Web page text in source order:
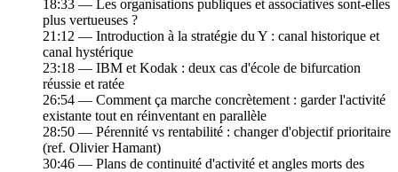
18:33 — Les organisations publiques et associatives sont-elles
plus vertueuses ?
21:12 — Introduction à la stratégie du Y : canal historique et
canal hystérique
23:18 — IBM et Kodak : deux cas d'école de bifurcation
réussie et ratée
26:54 — Comment ça marche concrètement : garder l'activité
existante tout en réinventant en parallèle
28:50 — Pérennité vs rentabilité : changer d'objectif prioritaire
(ref. Olivier Hamant)
30:46 — Plans de continuité d'activité et angles morts des